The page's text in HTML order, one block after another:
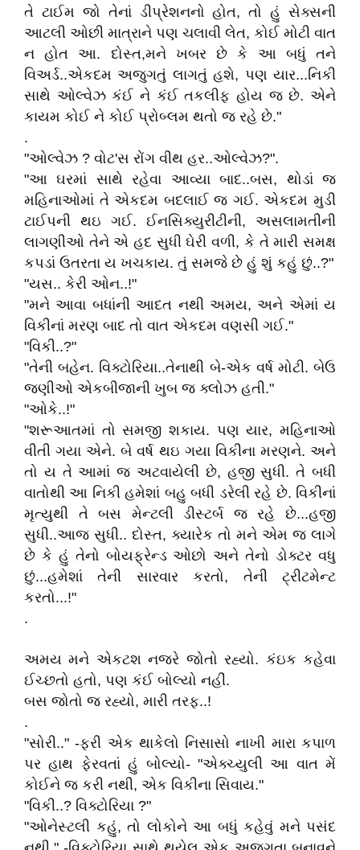
તે ટાઈમ જો તેનાં ડીપ્રેશનનો હોત, તો હું સેક્સની
આટલી ઓછી માત્રાને પણ ચલાવી લેત, કોઈ મોટી વાત
ન હોત આ. દોસ્ત,મને ખબર છે કે આ બધું તને
વિઅર્ડ..એકદમ અજુગતું લાગતું હશે, પણ યાર...નિકી
સાથે ઓલ્વેઝ કંઈ ને કંઈ તકલીફ હોય જ છે. એને
કાયમ કોઈ ને કોઈ પ્રોબ્લમ થતો જ રહે છે."
.
"ઓલ્વેઝ ? વોટ'સ રોંગ વીથ હર..ઓલ્વેઝ?".
"આ ઘરમાં સાથે રહેવા આવ્યા બાદ..બસ, થોડાં જ
મહિનાઓમાં તે એકદમ બદલાઈ જ ગઈ. એકદમ મુડી
ટાઈપની થઇ ગઈ. ઈનસિક્યુરીટીની, અસલામતીની
લાગણીઓ તેને એ હદ સુધી ઘેરી વળી, કે તે મારી સમક્ષ
કપડાં ઉતરતા ય ખચકાય. તું સમજે છે હું શું કહું છું..?"
"યસ.. કેરી ઓન..!"
"મને આવા બધાંની આદત નથી અમય, અને એમાં ય
વિકીનાં મરણ બાદ તો વાત એકદમ વણસી ગઈ."
"વિકી..?"
"તેની બહેન. વિક્ટોરિયા..તેનાથી બે-એક વર્ષ મોટી. બેઉ
જણીઓ એકબીજાની ખુબ જ ક્લોઝ હતી."
"ઓકે..!"
"શરૂઆતમાં તો સમજી શકાય. પણ યાર, મહિનાઓ
વીતી ગયા એને. બે વર્ષ થઇ ગયા વિકીના મરણને. અને
તો ય તે આમાં જ અટવાયેલી છે, હજી સુધી. તે બધી
વાતોથી આ નિકી હમેશાં બહુ બધી ડરેલી રહે છે. વિકીનાં
મૃત્યુથી તે બસ મેન્ટલી ડીસ્ટર્બ જ રહે છે...હજી
સુધી..આજ સુધી.. દોસ્ત, ક્યારેક તો મને એમ જ લાગે
છે કે હું તેનો બોયફ્રેન્ડ ઓછો અને તેનો ડોક્ટર વધુ
છું...હમેશાં તેની સારવાર કરતો, તેની ટ્રીટમેન્ટ
કરતો...!"
.
અમય મને એકટશ નજરે જોતો રહ્યો. કંઇક કહેવા
ઈચ્છતો હતો, પણ કંઈ બોલ્યો નહીં.
બસ જોતો જ રહ્યો, મારી તરફ..!
.
"સોરી.." -ફરી એક થાકેલો નિસાસો નાખી મારા કપાળ
પર હાથ ફેરવતાં હું બોલ્યો- "એક્ચ્યુલી આ વાત મેં
કોઈને જ કરી નથી, એક વિકીના સિવાય."
"વિકી..? વિક્ટોરિયા ?"
"ઓનેસ્ટલી કહું, તો લોકોને આ બધું કહેવું મને પસંદ